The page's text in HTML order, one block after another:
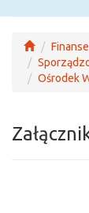
Finanse
Ośrodek